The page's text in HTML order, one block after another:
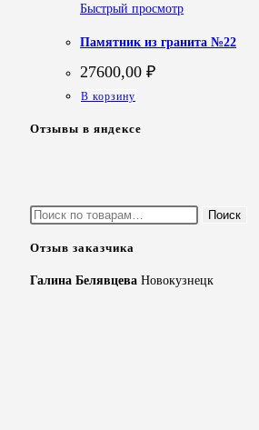
Быстрый просмотр
Памятник из гранита №22
27600,00 ₽
В корзину
Отзывы в яндексе
Искать: Поиск
Отзыв заказчика
Галина Белявцева Новокузнецк